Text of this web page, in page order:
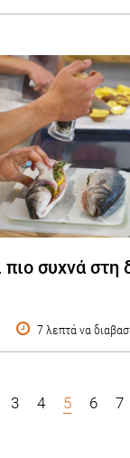
συχνά στη
7 λεπτά να
3 4 5 6 7